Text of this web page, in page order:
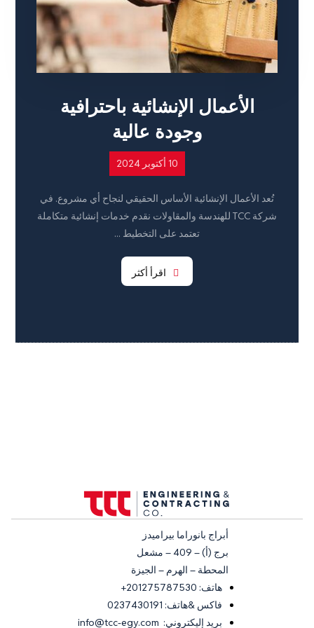
الأعمال الإنشائية باحترافية
وجودة عالية
10 أكتوبر 2024
تُعد الأعمال الإنشائية الأساس الحقيقي لنجاح أي مشروع. في
شركة TCC للهندسة والمقاولات نقدم خدمات إنشائية متكاملة
تعتمد على التخطيط ...
اقرأ أكثر
أبراج بانوراما بيراميدز
برج (أ) – 409 – مشعل
المحطة – الهرم – الجيزة
هاتف: 201275787530+
فاكس &هاتف: 0237430191
بريد إليكتروني: info@tcc-egy.com